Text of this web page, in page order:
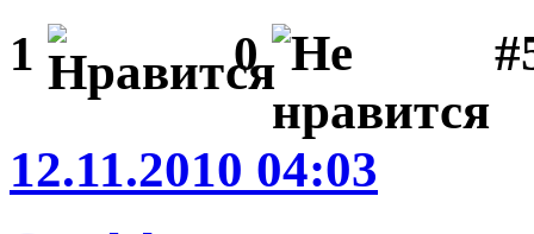
1 0
12.11.2010 04:03